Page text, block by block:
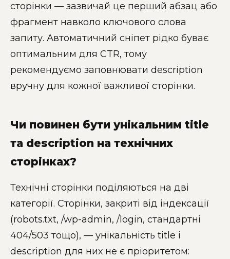
сторінки — зазвичай це перший абзац або
фрагмент навколо ключового слова
запиту. Автоматичний сніпет рідко буває
оптимальним для CTR, тому
рекомендуємо заповнювати description
вручну для кожної важливої сторінки.
Чи повинен бути унікальним title
та description на технічних
сторінках?
Технічні сторінки поділяються на дві
категорії. Сторінки, закриті від індексації
(robots.txt, /wp-admin, /login, стандартні
404/503 тощо), — унікальність title і
description для них не є пріоритетом: